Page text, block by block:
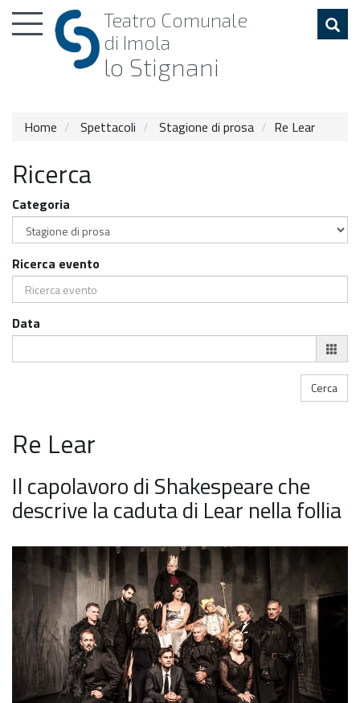
Toggle
navigation
Teatro Comunale
di Imola
lo Stignani
Home Spettacoli Stagione di prosa Re Lear
Ricerca
Categoria
Ricerca evento
Data
Re Lear
Il capolavoro di Shakespeare che
descrive la caduta di Lear nella follia